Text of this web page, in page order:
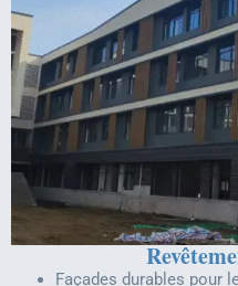
Façades durables pour